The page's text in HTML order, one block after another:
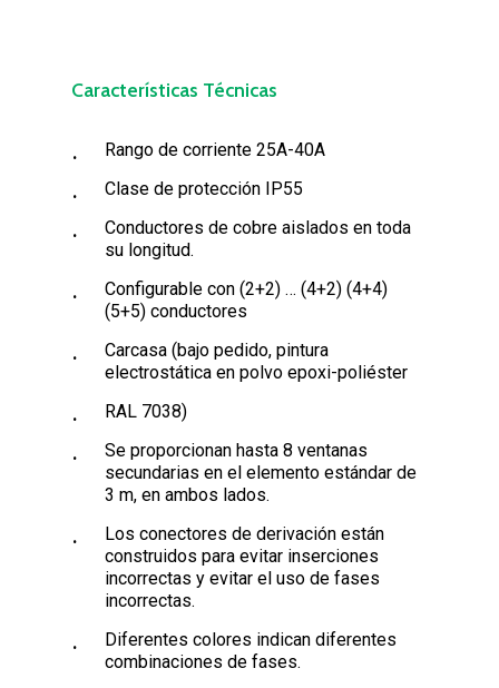
Características Técnicas
Rango de corriente 25A-40A
Clase de protección IP55
Conductores de cobre aislados en toda
su longitud.
Configurable con (2+2) … (4+2) (4+4)
(5+5) conductores
Carcasa (bajo pedido, pintura
electrostática en polvo epoxi-poliéster
RAL 7038)
Se proporcionan hasta 8 ventanas
secundarias en el elemento estándar de
3 m, en ambos lados.
Los conectores de derivación están
construidos para evitar inserciones
incorrectas y evitar el uso de fases
incorrectas.
Diferentes colores indican diferentes
combinaciones de fases.